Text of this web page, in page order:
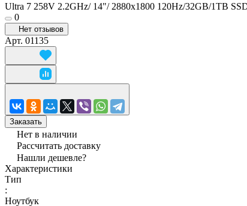
Ultra 7 258V 2.2GHz/ 14"/ 2880x1800 120Hz/32GB/1TB
0
Нет отзывов
Арт. 01135
Заказать
Нет в наличии
Рассчитать доставку
Нашли дешевле?
Характеристики
Тип
:
Ноутбук